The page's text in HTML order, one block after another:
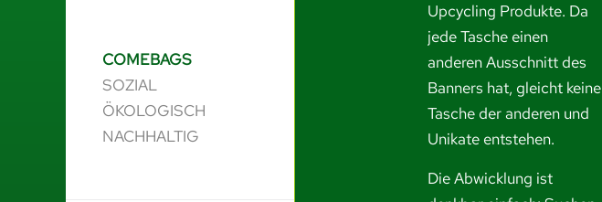
COMEBAGS
SOZIAL
ÖKOLOGISCH
NACHHALTIG
Upcycling Produkte. Da
jede Tasche einen
anderen Ausschnitt des
Banners hat, gleicht keine
Tasche der anderen und
Unikate entstehen.
Die Abwicklung ist